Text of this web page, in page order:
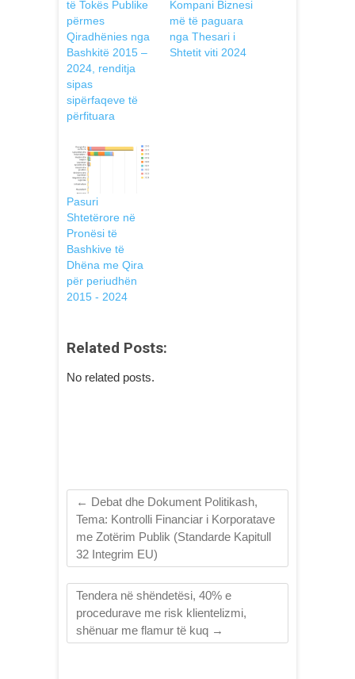
të Tokës Publike
përmes
Qiradhënies nga
Bashkitë 2015 –
2024, renditja
sipas
sipërfaqeve të
përfituara
Kompani Biznesi
më të paguara
nga Thesari i
Shtetit viti 2024
Pasuri
Shtetërore në
Pronësi të
Bashkive të
Dhëna me Qira
për periudhën
2015 - 2024
Related Posts:
No related posts.
← Debat dhe Dokument Politikash,
Tema: Kontrolli Financiar i Korporatave
me Zotërim Publik (Standarde Kapitull
32 Integrim EU)
Tendera në shëndetësi, 40% e
procedurave me risk klientelizmi,
shënuar me flamur të kuq →